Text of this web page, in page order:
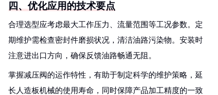
四、优化应用的技术要点
合理选型应考虑最大工作压力、流量范围等工况参数。定
期维护需检查密封件磨损状况，清洁油路污染物。安装时
注意进出口方向，确保反馈油路畅通无阻。
掌握减压阀的运作特性，有助于制定科学的维护策略，延
长人造板机械的使用寿命，同时保障产品加工精度的一致